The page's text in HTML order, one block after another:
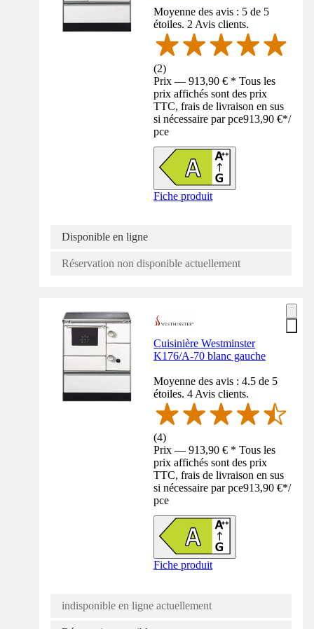
Moyenne des avis : 5 de 5
étoiles. 2 Avis clients.
(2)
Prix — 913,90 € * Tous les
prix affichés sont des prix
TTC, frais de livraison en sus
si nécessaire par pce913,90 €*/
pce
Fiche produit
Disponible en ligne
Réservation non disponible actuellement
Cuisinière Westminster
K176/A-70 blanc gauche
Moyenne des avis : 4.5 de 5
étoiles. 4 Avis clients.
(4)
Prix — 913,90 € * Tous les
prix affichés sont des prix
TTC, frais de livraison en sus
si nécessaire par pce913,90 €*/
pce
Fiche produit
indisponible en ligne actuellement